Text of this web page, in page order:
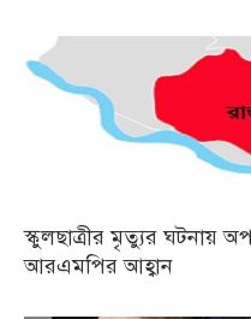
স্কুলছাত্রীর মৃত্যুর ঘটনায়
আরএমপির আহ্বান